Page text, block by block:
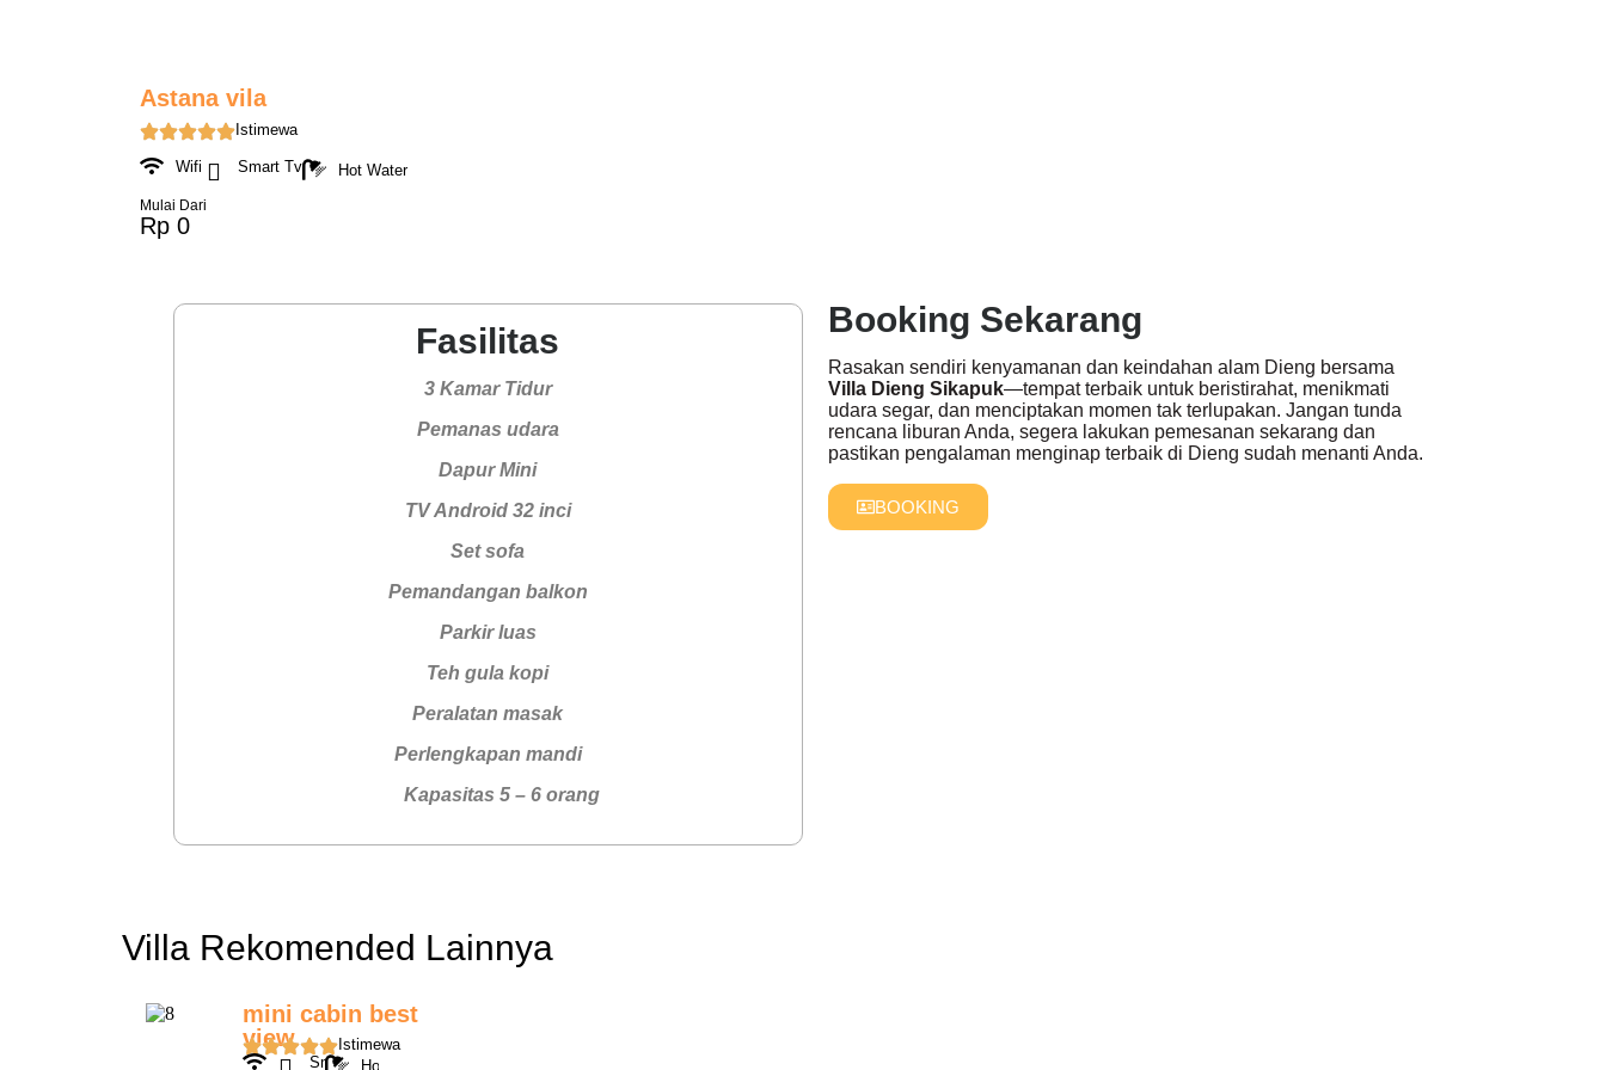
Astana vila
Istimewa
Wifi Smart Tv Hot Water
Mulai Dari
Rp 0
Fasilitas
3 Kamar Tidur
Pemanas udara
Dapur Mini
TV Android 32 inci
Set sofa
Pemandangan balkon
Parkir luas
Teh gula kopi
Peralatan masak
Perlengkapan mandi
Kapasitas 5 – 6 orang
Booking Sekarang
Rasakan sendiri kenyamanan dan keindahan alam Dieng bersama
Villa Dieng Sikapuk—tempat terbaik untuk beristirahat, menikmati
udara segar, dan menciptakan momen tak terlupakan. Jangan tunda
rencana liburan Anda, segera lakukan pemesanan sekarang dan
pastikan pengalaman menginap terbaik di Dieng sudah menanti Anda.
BOOKING
Villa Rekomended Lainnya
mini cabin best
view
Istimewa
Wifi
Smart Hot